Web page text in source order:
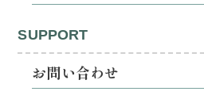
SUPPORT
お問い合わせ